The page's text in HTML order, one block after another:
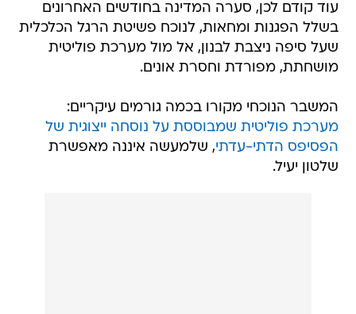
עוד קודם לכן, סערה המדינה בחודשים האחרונים
בשלל הפגנות ומחאות, לנוכח פשיטת הרגל הכלכלית
שעל סיפה ניצבת לבנון, אל מול מערכת פוליטית
מושחתת, מפורדת וחסרת אונים.
המשבר הנוכחי מקורו בכמה גורמים עיקריים:
מערכת פוליטית שמבוססת על נוסחה ייצוגית של
הפסיפס הדתי-עדתי, שלמעשה איננה מאפשרת
שלטון יעיל.